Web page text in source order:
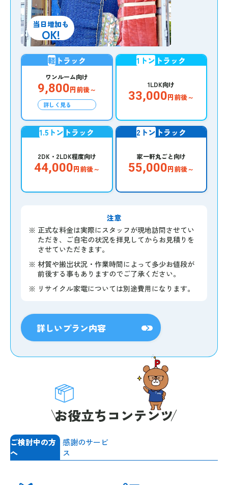
当日増加も
OK!
軽トラック
ワンルーム向け
9,800円前後～
詳しく見る
1トン トラック
1LDK向け
33,000円前後～
1.5トン トラック
2DK・2LDK程度向け
44,000円前後～
2トン トラック
家一軒丸ごと向け
55,000円前後～
注意
※ 正式な料金は実際にスタッフが現地訪問させてい
ただき、ご自宅の状況を拝見してからお見積りを
させていただきます。
※ 材質や搬出状況・作業時間によって多少お値段が
前後する事もありますのでご了承ください。
※ リサイクル家電については別途費用になります。
詳しいプラン内容
お役立ちコンテンツ
ご検討中の方
へ
感謝のサービ
ス